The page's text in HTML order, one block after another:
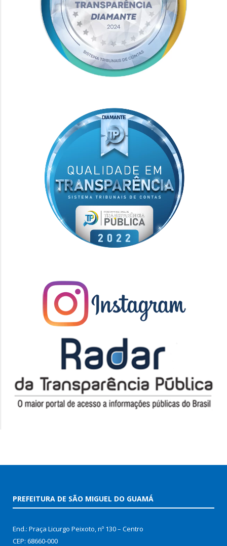
PREFEITURA DE SÃO MIGUEL DO GUAMÁ
End.: Praça Licurgo Peixoto, nº 130 – Centro
CEP: 68660-000